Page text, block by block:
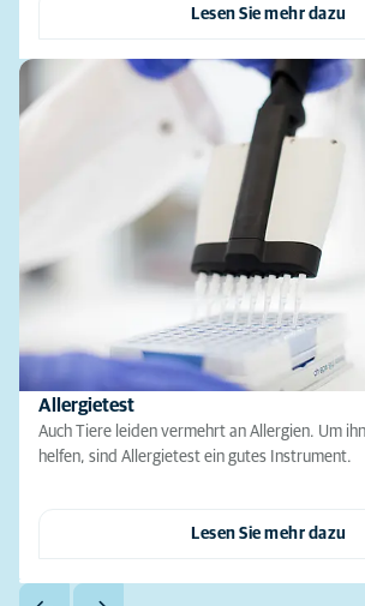
Lesen Sie mehr dazu
Allergietest
Auch Tiere leiden vermehrt an Allergien. Um
helfen, sind Allergietest ein gutes Instrument.
Lesen Sie mehr dazu